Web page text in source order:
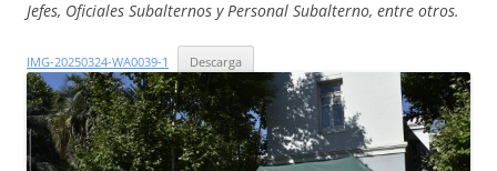
Jefes, Oficiales Subalternos y Personal Subalterno, entre otros.
IMG-20250324-WA0039-1 Descarga